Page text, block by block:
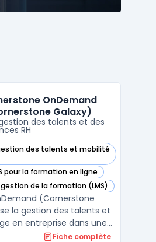
OnDemand
Galaxy)
des talents et des
RH
des talents et mobilité
OnDemand (Cornerstone Galaxy)
pour la formation en ligne
OnDemand (Cornerstone Galaxy)
de la formation (LMS)
OnDemand (Cornerstone Galaxy)
(Cornerstone
la gestion des talents et
en entreprise dans une
unifiée, conçue pour les
Fiche complète